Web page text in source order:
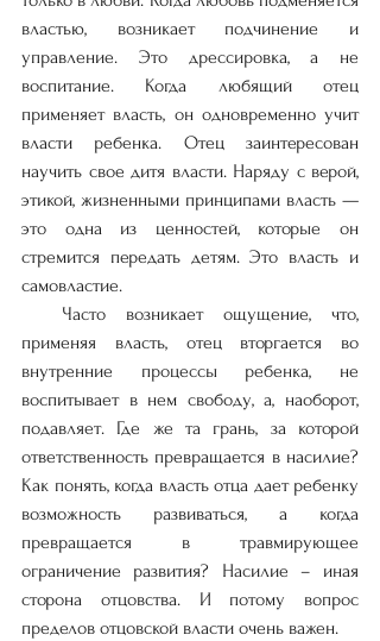
властью, возникает подчинение и
управление. Это дрессировка, а не
воспитание. Когда любящий отец
применяет власть, он одновременно учит
власти ребенка. Отец заинтересован
научить свое дитя власти. Наряду с верой,
этикой, жизненными принципами власть —
это одна из ценностей, которые он
стремится передать детям. Это власть и
самовластие.
применяя власть, отец вторгается во
внутренние процессы ребенка, не
воспитывает в нем свободу, а, наоборот,
подавляет. Где же та грань, за которой
ответственность превращается в насилие?
Как понять, когда власть отца дает ребенку
возможность развиваться, а когда
превращается в травмирующее
ограничение развития? Насилие – иная
сторона отцовства. И потому вопрос
пределов отцовской власти очень важен.